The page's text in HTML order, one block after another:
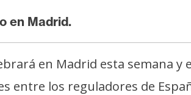
en Madrid.
en Madrid esta semana y
entre los reguladores de